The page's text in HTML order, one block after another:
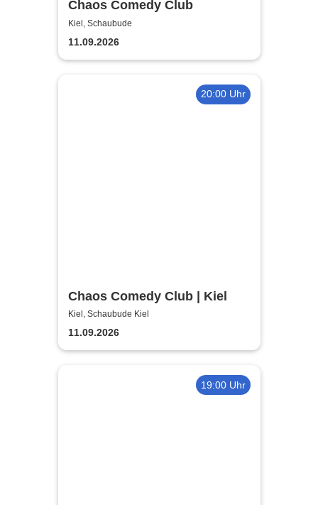
Chaos Comedy Club
Kiel, Schaubude
11.09.2026
20:00 Uhr
Chaos Comedy Club | Kiel
Kiel, Schaubude Kiel
11.09.2026
19:00 Uhr